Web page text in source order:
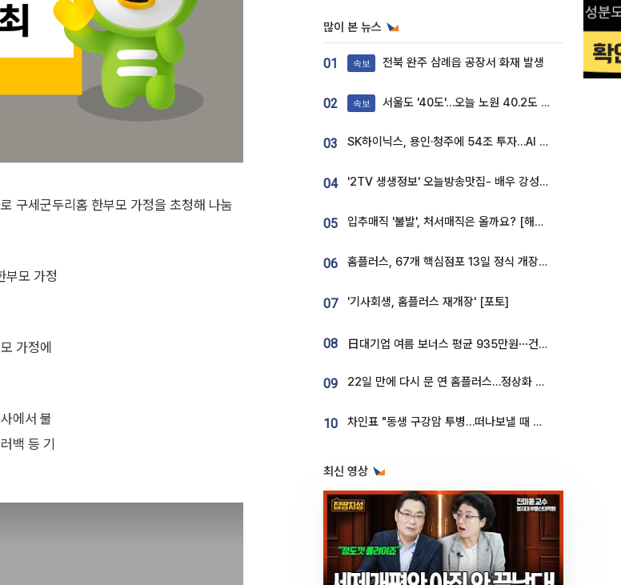
구세군두리홈 한부모 가정을 초청해 나눔
부모 가정
가정에
에서 불
백 등 기
많이 본 뉴스
01 속보 전북 완주 삼례읍 공장서 화재 발생
02 속보 서울도 '40도'…오늘 노원 40.2도 기록
03 SK하이닉스, 용인·청주에 54조 투자…AI 메모리 생산기지 키운다
04 '2TV 생생정보' 오늘방송맛집- 배우 강성진 단골! 쌀국수ㆍ푸팟퐁 커리 맛집 '블○○○'
05 입추매직 '불발', 처서매직은 올까요? [해시태그]
06 홈플러스, 67개 핵심점포 13일 정식 개장…영업 재개 속도
07 '기사회생, 홈플러스 재개장' [포토]
08 日대기업 여름 보너스 평균 935만원⋯건설회사 1800만 넘어
09 22일 만에 다시 문 연 홈플러스…정상화 바쁜데 재고 없어 ‘발동동’[가보니]
10 차인표 "동생 구강암 투병…떠나보낼 때 가장 힘들었다”
최신 영상